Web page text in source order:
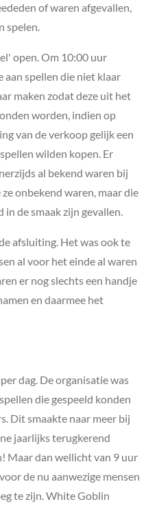
of waren afgevallen,
spelen.
open. Om 10:00 uur
aan spellen die niet klaar
maken zodat deze uit het
worden, indien op
van de verkoop gelijk een
wilden kopen. Er
al bekend waren bij
onbekend waren, maar die
in de smaak zijn gevallen.
afsluiting. Het was ook te
al voor het einde al waren
er nog slechts een handje
en daarmee het
dag. De organisatie was
die gespeeld konden
Dit smaakte naar meer bij
jaarlijks terugkerend
Maar dan wellicht van 9 uur
de nu aanwezige mensen
te zijn. White Goblin